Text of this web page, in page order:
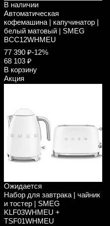
В наличии
Автоматическая
кофемашина | капучинатор |
белый матовый | SMEG
BCC12WHMEU
77 390 ₽-12%
68 103 ₽
В корзину
Акция
Ожидается
Набор для завтрака | чайник
и тостер | SMEG
KLF03WHMEU +
TSF01WHMEU